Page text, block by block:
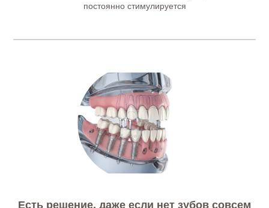
постоянно стимулируется
Есть решение, даже если нет зубов совсем